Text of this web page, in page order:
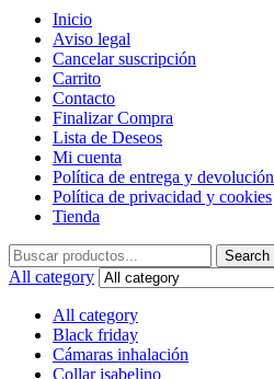
Inicio
Aviso legal
Cancelar suscripción
Carrito
Contacto
Finalizar Compra
Lista de Deseos
Mi cuenta
Política de entrega y devolución
Política de privacidad y cookies
Tienda
Search
for:
Search
All category
All category
Black friday
Cámaras inhalación
Collar isabelino